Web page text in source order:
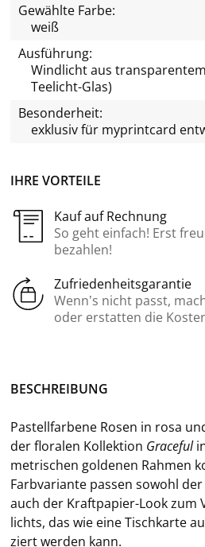
IHRE VORTEILE
Kauf auf Rechnung
So geht einfach! Erst
bezahlen!
Zufriedenheitsgarantie
Wenn’s nicht passt,
oder erstatten die
Gewählte Farbe:
weiß
Ausführung:
Windlicht aus
Teelicht-Glas)
Besonderheit:
exklusiv für myprintcard
BE­SCHREI­BUNG
Pas­tell­far­be­ne Rosen in rosa
der flo­ra­len Kol­lek­ti­on Grace­ful
me­tri­schen gol­de­nen Rah­men
Farb­va­ri­an­te pas­sen so­wohl
auch der Kraftpapier-​Look zum
lichts, das wie eine Tisch­kar­te
ziert wer­den kann.